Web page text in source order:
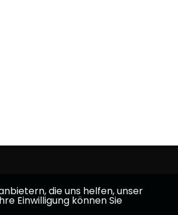
die uns helfen, unser
Einwilligung können Sie